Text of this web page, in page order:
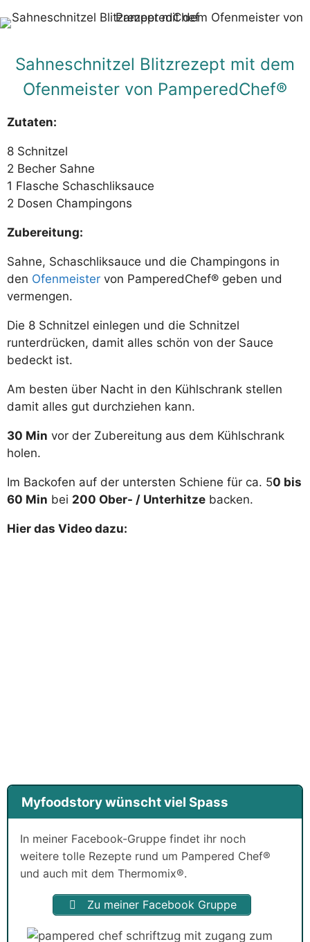
Sahneschnitzel Blitzrezept mit dem
Ofenmeister von PamperedChef®
Zutaten:
8 Schnitzel
2 Becher Sahne
1 Flasche Schaschliksauce
2 Dosen Champingons
Zubereitung:
Sahne, Schaschliksauce und die Champingons in
den Ofenmeister von PamperedChef® geben und
vermengen.
Die 8 Schnitzel einlegen und die Schnitzel
runterdrücken, damit alles schön von der Sauce
bedeckt ist.
Am besten über Nacht in den Kühlschrank stellen
damit alles gut durchziehen kann.
30 Min vor der Zubereitung aus dem Kühlschrank
holen.
Im Backofen auf der untersten Schiene für ca. 50 bis
60 Min bei 200 Ober- / Unterhitze backen.
Hier das Video dazu:
Myfoodstory wünscht viel Spass
In meiner Facebook-Gruppe findet ihr noch
weitere tolle Rezepte rund um Pampered Chef®
und auch mit dem Thermomix®.
Zu meiner Facebook Gruppe